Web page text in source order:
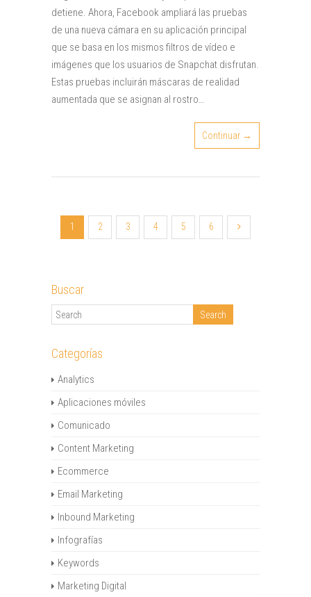
detiene. Ahora, Facebook ampliará las pruebas
de una nueva cámara en su aplicación principal
que se basa en los mismos filtros de vídeo e
imágenes que los usuarios de Snapchat disfrutan.
Estas pruebas incluirán máscaras de realidad
aumentada que se asignan al rostro…
Continuar →
1 2 3 4 5 6
Buscar
Categorías
Analytics
Aplicaciones móviles
Comunicado
Content Marketing
Ecommerce
Email Marketing
Inbound Marketing
Infografías
Keywords
Marketing Digital